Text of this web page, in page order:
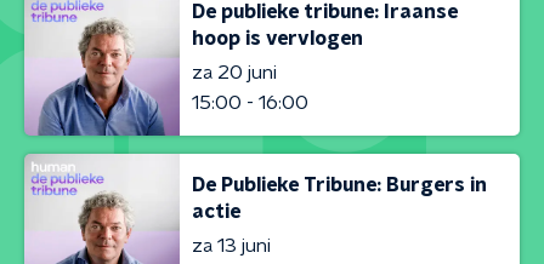
De publieke tribune: Iraanse
hoop is vervlogen
za 20 juni
15:00 - 16:00
De Publieke Tribune: Burgers in
actie
za 13 juni